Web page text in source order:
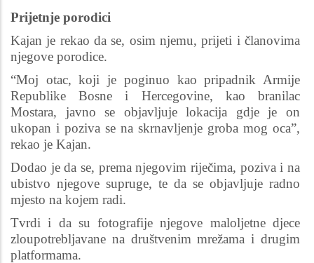
Prijetnje porodici
Kajan je rekao da se, osim njemu, prijeti i članovima
njegove porodice.
“Moj otac, koji je poginuo kao pripadnik Armije
Republike Bosne i Hercegovine, kao branilac
Mostara, javno se objavljuje lokacija gdje je on
ukopan i poziva se na skrnavljenje groba mog oca”,
rekao je Kajan.
Dodao je da se, prema njegovim riječima, poziva i na
ubistvo njegove supruge, te da se objavljuje radno
mjesto na kojem radi.
Tvrdi i da su fotografije njegove maloljetne djece
zloupotrebljavane na društvenim mrežama i drugim
platformama.